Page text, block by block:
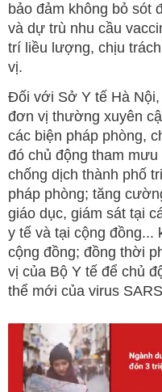
bảo đảm không bỏ sót
và dự trù nhu cầu
trí liều lượng, chịu
vị.
Đối với Sở Y tế Hà
đơn vị thường xuyên
các biện pháp phòng,
đó chủ động tham
chống dịch thành phố
pháp phòng; tăng
giáo dục, giám sát tại
y tế và tại cộng đồng...
cộng đồng; đồng thời
vị của Bộ Y tế để chủ
thể mới của virus